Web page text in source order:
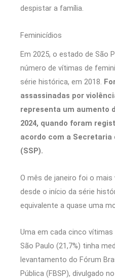
despistar a família.
Feminicídios
Em 2025, o estado de São
número de vítimas de
série histórica, em 2018.
assassinadas por
representa um aumento
2024, quando foram
acordo com a Secretaria
(SSP).
O mês de janeiro foi o
desde o início da série
equivalente a quase uma
Uma em cada cinco
São Paulo (21,7%) tinha
levantamento do Fórum
Pública (FBSP), divulgado